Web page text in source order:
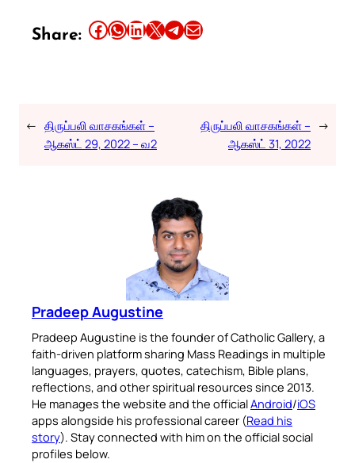
Share: Share this article on Facebook Share this article on WhatsApp Share this article on LinkedIn Share this article on X Share this article on TelegramEmail this Article
← திருப்பலி வாசகங்கள் –
ஆகஸ்ட் 29, 2022 – வ2
திருப்பலி வாசகங்கள் –
ஆகஸ்ட் 31, 2022
→
Pradeep Augustine
Pradeep Augustine is the founder of Catholic Gallery, a
faith-driven platform sharing Mass Readings in multiple
languages, prayers, quotes, catechism, Bible plans,
reflections, and other spiritual resources since 2013.
He manages the website and the officialAndroid/iOS
apps alongside his professional career (Read his
story). Stay connected with him on the official social
profiles below.